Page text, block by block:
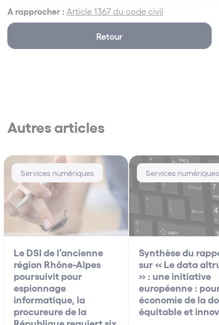
A rapprocher : Article 1367 du code civil
Retour
Autres articles
Services numériques
Le DSI de l’ancienne
région Rhône-Alpes
poursuivit pour
espionnage
informatique, la
procureure de la
Services numériques
Synthèse du
sur « Le data
» : une initiative
européenne :
économie de la
équitable et